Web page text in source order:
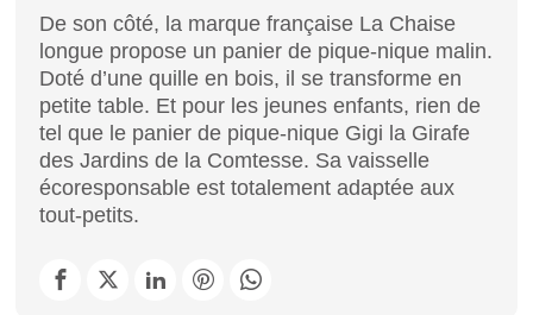
De son côté, la marque française La Chaise
longue propose un panier de pique-nique malin.
Doté d’une quille en bois, il se transforme en
petite table. Et pour les jeunes enfants, rien de
tel que le panier de pique-nique Gigi la Girafe
des Jardins de la Comtesse. Sa vaisselle
écoresponsable est totalement adaptée aux
tout-petits.